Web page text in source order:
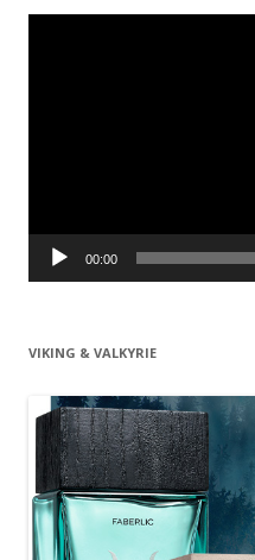
Видеоплеер
00:00
VIKING & VALKYRIE